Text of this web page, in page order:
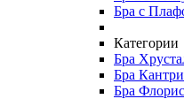
Бра с
Категории
Бра
Бра Кантри
Бра